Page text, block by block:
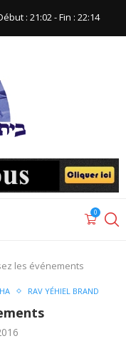
: 21:02‬ - Fin : ‪22:14‬
0
les événements
RAV YÉHIEL BRAND